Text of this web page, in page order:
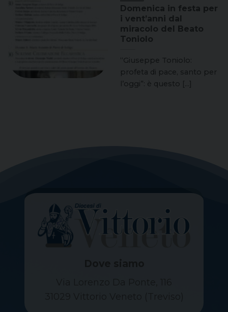
Domenica in festa per
i vent’anni dal
miracolo del Beato
Toniolo
“Giuseppe Toniolo:
profeta di pace, santo per
l’oggi”: è questo [...]